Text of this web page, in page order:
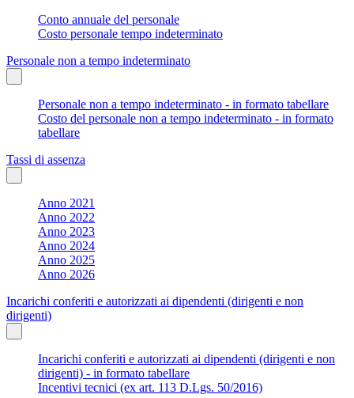
Conto annuale del personale
Costo personale tempo indeterminato
Personale non a tempo indeterminato
Personale non a tempo indeterminato - in formato tabellare
Costo del personale non a tempo indeterminato - in formato
tabellare
Tassi di assenza
Anno 2021
Anno 2022
Anno 2023
Anno 2024
Anno 2025
Anno 2026
Incarichi conferiti e autorizzati ai dipendenti (dirigenti e non
dirigenti)
Incarichi conferiti e autorizzati ai dipendenti (dirigenti e non
dirigenti) - in formato tabellare
Incentivi tecnici (ex art. 113 D.Lgs. 50/2016)